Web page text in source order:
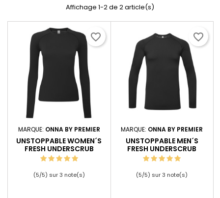
Affichage 1-2 de 2 article(s)
MARQUE: ONNA BY PREMIER
UNSTOPPABLE WOMEN´S
FRESH UNDERSCRUB
BASELAYER
(5/5) sur3 note(s)
favorite_border
MARQUE: ONNA BY PREMIER
UNSTOPPABLE MEN´S
FRESH UNDERSCRUB
BASELAYER
(5/5) sur3 note(s)
favorite_border